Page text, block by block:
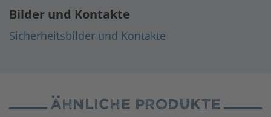
Bilder und Kontakte
Sicherheitsbilder und Kontakte
ÄHNLICHE PRODUKTE